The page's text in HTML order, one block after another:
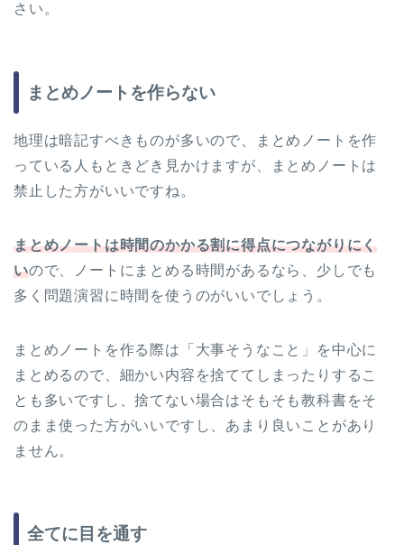
さい。
まとめノートを作らない
地理は暗記すべきものが多いので、まとめノートを作
っている人もときどき見かけますが、まとめノートは
禁止した方がいいですね。
まとめノートは時間のかかる割に得点につながりにく
いので、ノートにまとめる時間があるなら、少しでも
多く問題演習に時間を使うのがいいでしょう。
まとめノートを作る際は「大事そうなこと」を中心に
まとめるので、細かい内容を捨ててしまったりするこ
とも多いですし、捨てない場合はそもそも教科書をそ
のまま使った方がいいですし、あまり良いことがあり
ません。
全てに目を通す